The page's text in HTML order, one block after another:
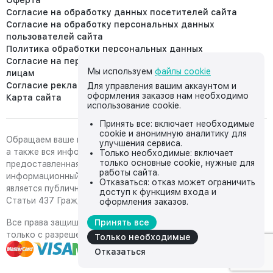
Согласие на обработку данных посетителей сайта
Согласие на обработку персональных данных
пользователей сайта
Политика обработки персональных данных
Согласие на передачу персональных данных третьим
лицам
Согласие реклама
Карта сайта
Обращаем ваше внимание на то, что данный интернет-сайт,
а также вся информация о товарах и ценах,
предоставленная на нём, носит исключительно
информационный характер и ни при каких условиях не
является публичной офертой, определяемой положениями
Статьи 437 Гражданского кодекса Российской Федерации.
Все права защищены, любое копирование с сайта возможно
только с разрешения владельца сайта
Мы используем файлы cookie
Для управления вашим аккаунтом и
оформления заказов нам необходимо
использование cookie.
Принять все: включает необходимые
cookie и анонимную аналитику для
улучшения сервиса.
Только необходимые: включает
только основные cookie, нужные для
работы сайта.
Отказаться: отказ может ограничить
доступ к функциям входа и
оформления заказов.
Принять все
Только необходимые
Отказаться